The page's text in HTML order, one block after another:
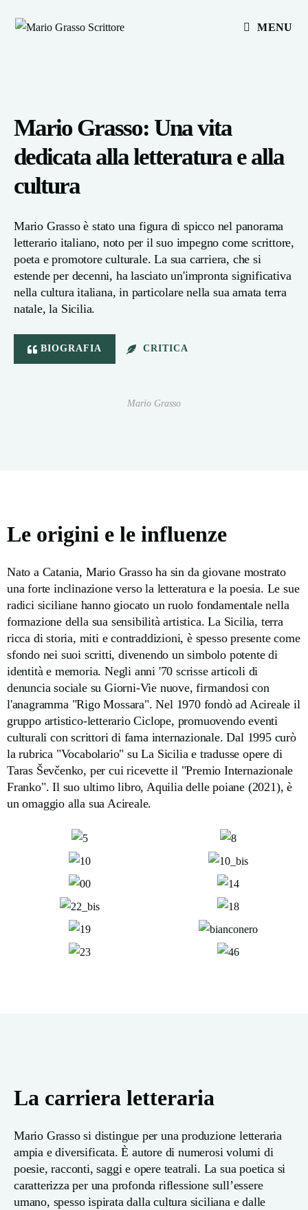
MENU
Mario Grasso: Una vita
dedicata alla letteratura e alla
cultura
Mario Grasso è stato una figura di spicco nel panorama
letterario italiano, noto per il suo impegno come scrittore,
poeta e promotore culturale. La sua carriera, che si
estende per decenni, ha lasciato un'impronta significativa
nella cultura italiana, in particolare nella sua amata terra
natale, la Sicilia.
BIOGRAFIA CRITICA
Mario Grasso
Le origini e le influenze
Nato a Catania, Mario Grasso ha sin da giovane mostrato
una forte inclinazione verso la letteratura e la poesia. Le sue
radici siciliane hanno giocato un ruolo fondamentale nella
formazione della sua sensibilità artistica. La Sicilia, terra
ricca di storia, miti e contraddizioni, è spesso presente come
sfondo nei suoi scritti, divenendo un simbolo potente di
identità e memoria. Negli anni '70 scrisse articoli di
denuncia sociale su Giorni-Vie nuove, firmandosi con
l'anagramma "Rigo Mossara". Nel 1970 fondò ad Acireale il
gruppo artistico-letterario Ciclope, promuovendo eventi
culturali con scrittori di fama internazionale. Dal 1995 curò
la rubrica "Vocabolario" su La Sicilia e tradusse opere di
Taras Ševčenko, per cui ricevette il "Premio Internazionale
Franko". Il suo ultimo libro, Aquilia delle poiane (2021), è
un omaggio alla sua Acireale.
La carriera letteraria
Mario Grasso si distingue per una produzione letteraria
ampia e diversificata. È autore di numerosi volumi di
poesie, racconti, saggi e opere teatrali. La sua poetica si
caratterizza per una profonda riflessione sull’essere
umano, spesso ispirata dalla cultura siciliana e dalle